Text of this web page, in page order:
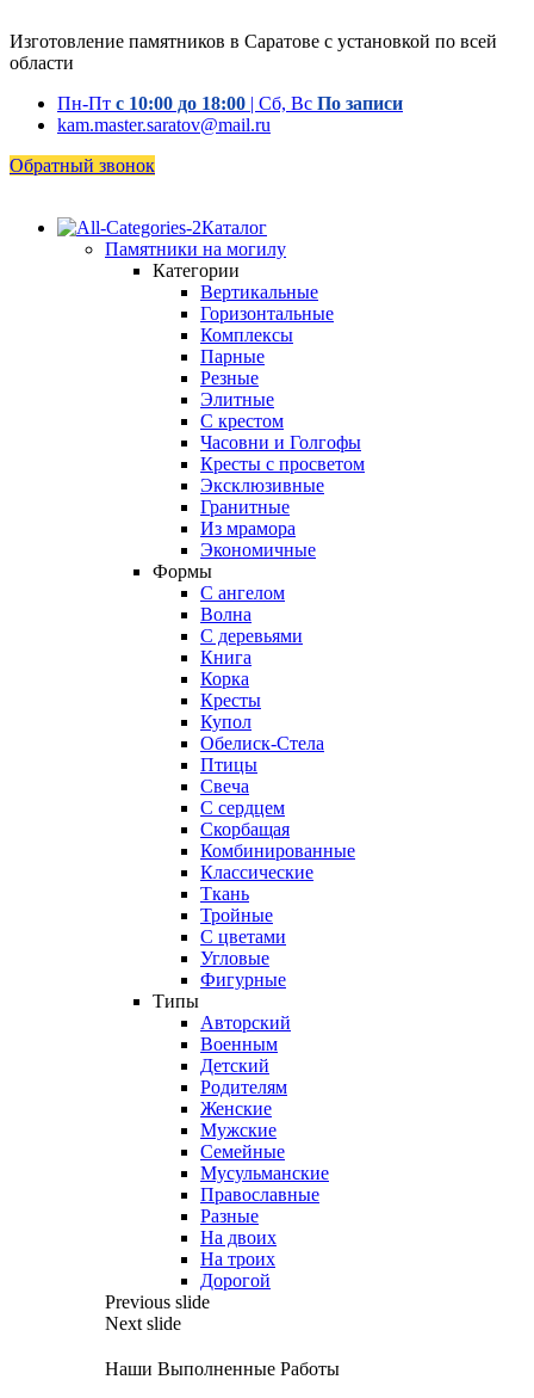
Изготовление памятников в Саратове с установкой по всей
области
Пн-Пт с 10:00 до 18:00 | Сб, Вс По записи
kam.master.saratov@mail.ru
Обратный звонок
Каталог
Памятники на могилу
Категории
Вертикальные
Горизонтальные
Комплексы
Парные
Резные
Элитные
С крестом
Часовни и Голгофы
Кресты с просветом
Эксклюзивные
Гранитные
Из мрамора
Экономичные
Формы
С ангелом
Волна
С деревьями
Книга
Корка
Кресты
Купол
Обелиск-Стела
Птицы
Свеча
С сердцем
Скорбащая
Комбинированные
Классические
Ткань
Тройные
С цветами
Угловые
Фигурные
Типы
Авторский
Военным
Детский
Родителям
Женские
Мужские
Семейные
Мусульманские
Православные
Разные
На двоих
На троих
Дорогой
Previous slide
Next slide
Наши Выполненные Работы